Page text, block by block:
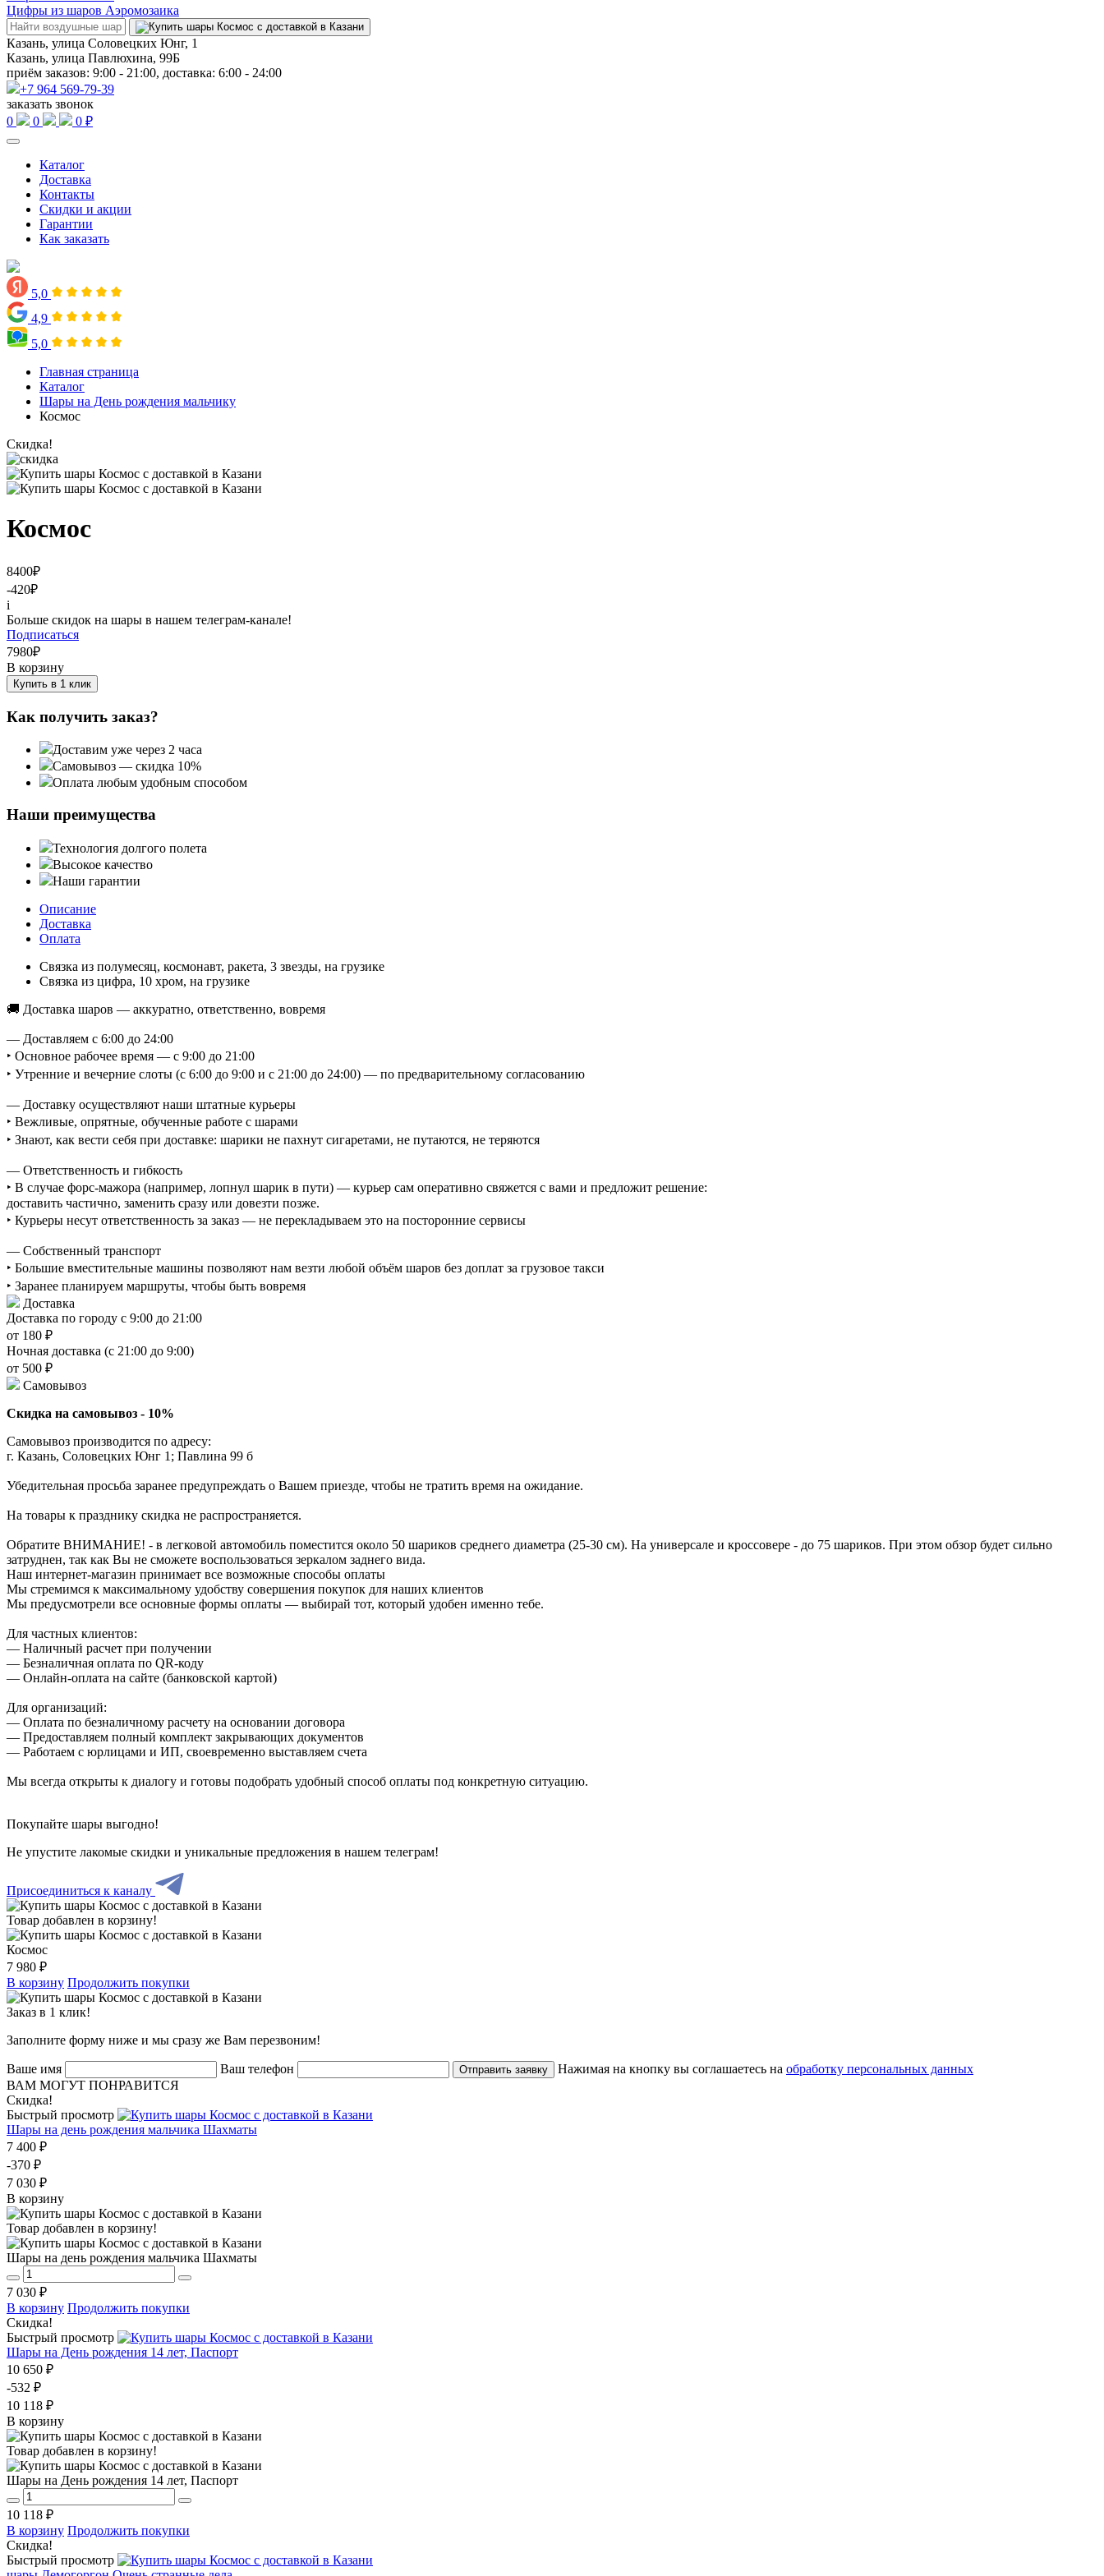
Цифры из шаров Аэромозаика
Казань, улица Соловецких Юнг, 1
Казань, улица Павлюхина, 99Б
приём заказов: 9:00 - 21:00, доставка: 6:00 - 24:00
+7 964 569-79-39
заказать звонок
0
0 0 ₽
Каталог
Доставка
Контакты
Скидки и акции
Гарантии
Как заказать
5,0
4,9
5,0
Главная страница
Каталог
Шары на День рождения мальчику
Космос
Скидка!
Космос
8400₽
-420₽
i
Больше скидок на шары в нашем телеграм-канале!
Подписаться
7980₽
В корзину
Купить в 1 клик
Как получить заказ?
Доставим уже через 2 часа
Самовывоз — скидка 10%
Оплата любым удобным способом
Наши преимущества
Технология долгого полета
Высокое качество
Наши гарантии
Описание
Доставка
Оплата
Связка из полумесяц, космонавт, ракета, 3 звезды, на грузике
Связка из цифра, 10 хром, на грузике
🚚 Доставка шаров — аккуратно, ответственно, вовремя
— Доставляем с 6:00 до 24:00
‣ Основное рабочее время — с 9:00 до 21:00
‣ Утренние и вечерние слоты (с 6:00 до 9:00 и с 21:00 до 24:00) — по предварительному согласованию
— Доставку осуществляют наши штатные курьеры
‣ Вежливые, опрятные, обученные работе с шарами
‣ Знают, как вести себя при доставке: шарики не пахнут сигаретами, не путаются, не теряются
— Ответственность и гибкость
‣ В случае форс-мажора (например, лопнул шарик в пути) — курьер сам оперативно свяжется с вами и предложит решение:
доставить частично, заменить сразу или довезти позже.
‣ Курьеры несут ответственность за заказ — не перекладываем это на посторонние сервисы
— Собственный транспорт
‣ Большие вместительные машины позволяют нам везти любой объём шаров без доплат за грузовое такси
‣ Заранее планируем маршруты, чтобы быть вовремя
Доставка
Доставка по городу с 9:00 до 21:00
от 180 ₽
Ночная доставка (с 21:00 до 9:00)
от 500 ₽
Самовывоз
Скидка на самовывоз - 10%
Самовывоз производится по адресу:
г. Казань, Соловецких Юнг 1; Павлина 99 б
Убедительная просьба заранее предупреждать о Вашем приезде, чтобы не тратить время на ожидание.
На товары к празднику скидка не распространяется.
Обратите ВНИМАНИЕ! - в легковой автомобиль поместится около 50 шариков среднего диаметра (25-30 см). На универсале и кроссовере - до 75 шариков. При этом обзор будет сильно
затруднен, так как Вы не сможете воспользоваться зеркалом заднего вида.
Наш интернет-магазин принимает все возможные способы оплаты
Мы стремимся к максимальному удобству совершения покупок для наших клиентов
Мы предусмотрели все основные формы оплаты — выбирай тот, который удобен именно тебе.
Для частных клиентов:
— Наличный расчет при получении
— Безналичная оплата по QR-коду
— Онлайн-оплата на сайте (банковской картой)
Для организаций:
— Оплата по безналичному расчету на основании договора
— Предоставляем полный комплект закрывающих документов
— Работаем с юрлицами и ИП, своевременно выставляем счета
Мы всегда открыты к диалогу и готовы подобрать удобный способ оплаты под конкретную ситуацию.
Покупайте шары выгодно!
Не упустите лакомые скидки и уникальные предложения в нашем телеграм!
Присоединиться к каналу
Товар добавлен в корзину!
Космос
7 980 ₽
В корзину Продолжить покупки
Заказ в 1 клик!
Заполните форму ниже и мы сразу же Вам перезвоним!
Ваше имя Ваш телефон Отправить заявку Нажимая на кнопку вы соглашаетесь на обработку персональных данных
ВАМ МОГУТ ПОНРАВИТСЯ
Скидка!
Быстрый просмотр
Шары на день рождения мальчика Шахматы
7 400 ₽
-370 ₽
7 030 ₽
В корзину
Товар добавлен в корзину!
Шары на день рождения мальчика Шахматы
7 030 ₽
В корзину Продолжить покупки
Скидка!
Быстрый просмотр
Шары на День рождения 14 лет, Паспорт
10 650 ₽
-532 ₽
10 118 ₽
В корзину
Товар добавлен в корзину!
Шары на День рождения 14 лет, Паспорт
10 118 ₽
В корзину Продолжить покупки
Скидка!
Быстрый просмотр